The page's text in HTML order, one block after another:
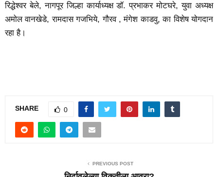
रिद्धेश्वर बेले, नागपूर जिल्हा कार्याध्यक्ष डॉ. प्रभाकर मोटघरे, युवा अध्यक्ष
अमोल वानखेडे, रामदास गजभिये, गौरव , मंगेश काडवु, का विशेष योगदान
रहा है।
SHARE 0
PREVIOUS POST